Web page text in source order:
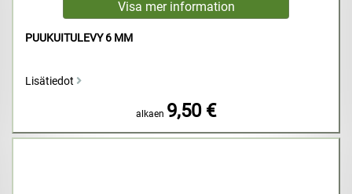
PUUKUITULEVY 6 MM
Lisätiedot
alkaen 9,50 €